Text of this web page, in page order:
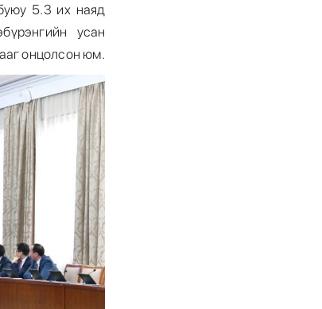
5.3 их наяд
усан
онцолсон юм.